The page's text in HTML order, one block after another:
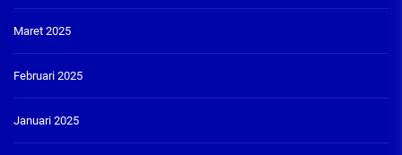
Maret 2025
Februari 2025
Januari 2025